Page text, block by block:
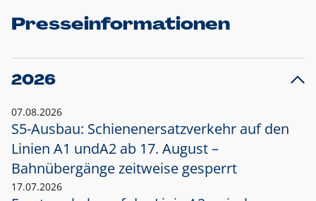
Presseinformationen
2026
07.08.2026
S5-Ausbau: Schienenersatzverkehr auf den
Linien A1 undA2 ab 17. August –
Bahnübergänge zeitweise gesperrt
17.07.2026